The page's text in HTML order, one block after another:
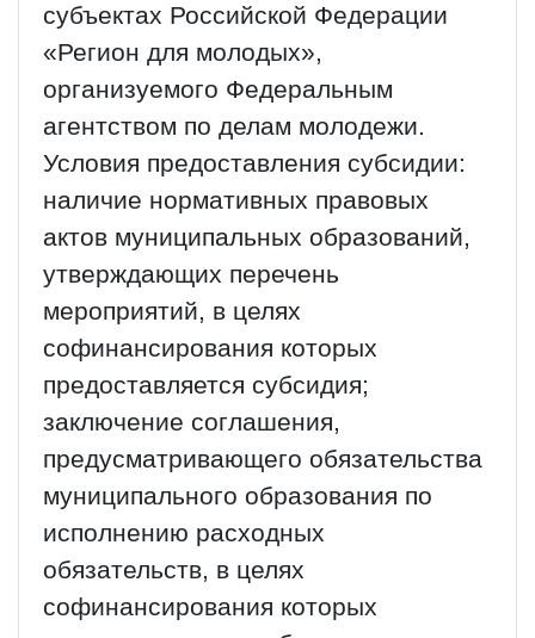
субъектах Российской Федерации
«Регион для молодых»,
организуемого Федеральным
агентством по делам молодежи.
Условия предоставления субсидии:
наличие нормативных правовых
актов муниципальных образований,
утверждающих перечень
мероприятий, в целях
софинансирования которых
предоставляется субсидия;
заключение соглашения,
предусматривающего обязательства
муниципального образования по
исполнению расходных
обязательств, в целях
софинансирования которых